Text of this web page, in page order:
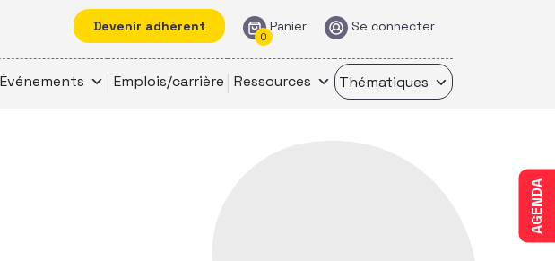
Devenir adhérent Panier
0
Se connecter
Événements Emplois/carrière Ressources Thématiques
AGENDA